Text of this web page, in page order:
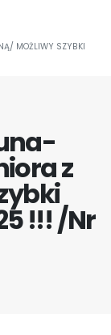
MOŻLIWY SZYBKI
z
!!! /Nr